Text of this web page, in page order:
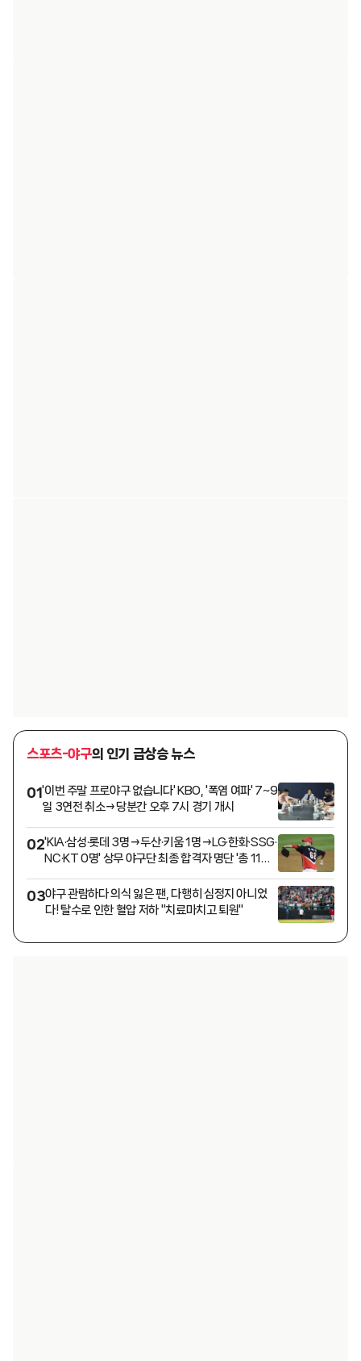
스포츠-야구의 인기 급상승 뉴스
01'이번 주말 프로야구 없습니다' KBO, '폭염 여파' 7~9
일 3연전 취소→당분간 오후 7시 경기 개시
02'KIA·삼성·롯데 3명→두산·키움 1명→LG·한화·SSG·
NC·KT 0명' 상무 야구단 최종 합격자 명단 '총 11명'
03야구 관람하다 의식 잃은 팬, 다행히 심정지 아니었
다! 탈수로 인한 혈압 저하 "치료마치고 퇴원"